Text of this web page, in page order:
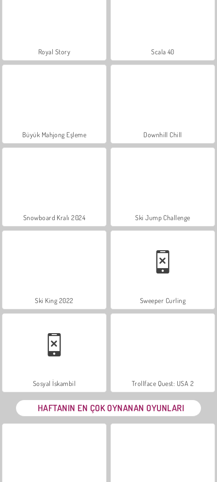
Royal Story Scala 40
Büyük Mahjong Eşleme Downhill Chill
Snowboard Kralı 2024 Ski Jump Challenge
Ski King 2022 Sweeper Curling
Sosyal İskambil Trollface Quest: USA 2
HAFTANIN EN ÇOK OYNANAN OYUNLARI